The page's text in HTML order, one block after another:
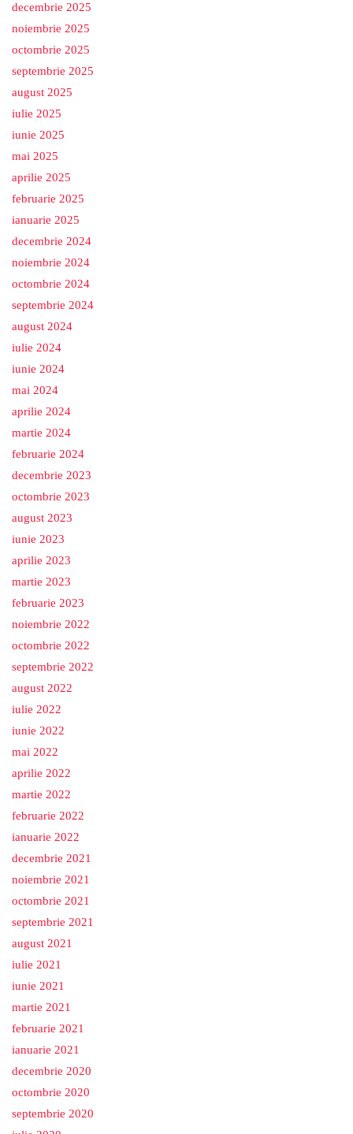
decembrie 2025
noiembrie 2025
octombrie 2025
septembrie 2025
august 2025
iulie 2025
iunie 2025
mai 2025
aprilie 2025
februarie 2025
ianuarie 2025
decembrie 2024
noiembrie 2024
octombrie 2024
septembrie 2024
august 2024
iulie 2024
iunie 2024
mai 2024
aprilie 2024
martie 2024
februarie 2024
decembrie 2023
octombrie 2023
august 2023
iunie 2023
aprilie 2023
martie 2023
februarie 2023
noiembrie 2022
octombrie 2022
septembrie 2022
august 2022
iulie 2022
iunie 2022
mai 2022
aprilie 2022
martie 2022
februarie 2022
ianuarie 2022
decembrie 2021
noiembrie 2021
octombrie 2021
septembrie 2021
august 2021
iulie 2021
iunie 2021
martie 2021
februarie 2021
ianuarie 2021
decembrie 2020
octombrie 2020
septembrie 2020